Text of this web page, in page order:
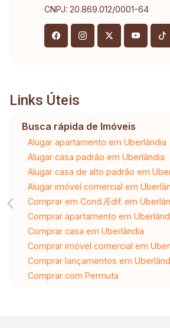
CNPJ: 20.869.012/0001-64
Links Úteis
Busca rápida de Imóveis
Alugar apartamento em Uberlândia
Alugar casa padrão em Uberlândia
Alugar casa de alto padrão em
Alugar imóvel comercial em
Comprar em Cond./Edif. em
Comprar apartamento em
Comprar casa em Uberlândia
Comprar imóvel comercial em
Comprar lançamentos em
Comprar com Permuta